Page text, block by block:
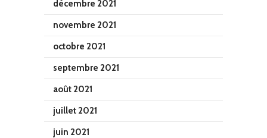
décembre 2021
novembre 2021
octobre 2021
septembre 2021
août 2021
juillet 2021
juin 2021